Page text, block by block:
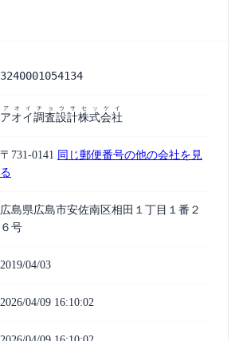
3240001054134
アオイ調査設計株式会社
アオイチョウサセッケイ
〒731-0141 同じ郵便番号の他の会社を見
る
広島県広島市安佐南区相田１丁目１番２
６号
2019/04/03
2026/04/09 16:10:02